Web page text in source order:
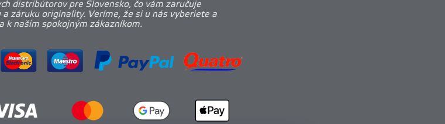
distribútorov pre Slovensko, čo vám zaručuje
záruku originality. Veríme, že si u nás vyberiete a
k našim spokojným zákazníkom.